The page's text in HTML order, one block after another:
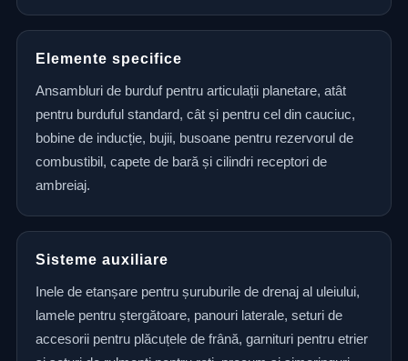
Elemente specifice
Ansambluri de burduf pentru articulații planetare, atât
pentru burduful standard, cât și pentru cel din cauciuc,
bobine de inducție, bujii, busoane pentru rezervorul de
combustibil, capete de bară și cilindri receptori de
ambreiaj.
Sisteme auxiliare
Inele de etanșare pentru șuruburile de drenaj al uleiului,
lamele pentru ștergătoare, panouri laterale, seturi de
accesorii pentru plăcuțele de frână, garnituri pentru etrier